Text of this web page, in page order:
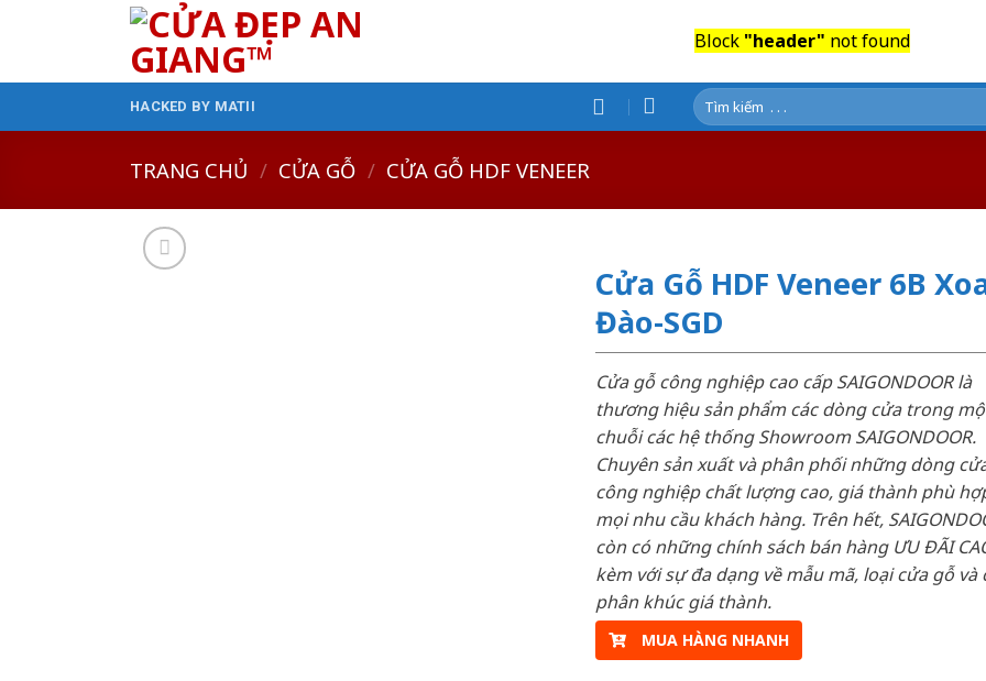
Block "header" not found
HACKED BY MATII
Tìm
kiếm:
TRANG CHỦ / CỬA GỖ / CỬA GỖ HDF VENEER
Cửa Gỗ HDF Veneer 6B
Đào-SGD
Cửa gỗ công nghiệp cao cấp SAIGONDOOR là
thương hiệu sản phẩm các dòng cửa trong
chuỗi các hệ thống Showroom SAIGONDOOR.
Chuyên sản xuất và phân phối những dòng
công nghiệp chất lượng cao, giá thành phù
mọi nhu cầu khách hàng. Trên hết,
còn có những chính sách bán hàng ƯU ĐÃI
kèm với sự đa dạng về mẫu mã, loại cửa gỗ và
phân khúc giá thành.
MUA HÀNG NHANH